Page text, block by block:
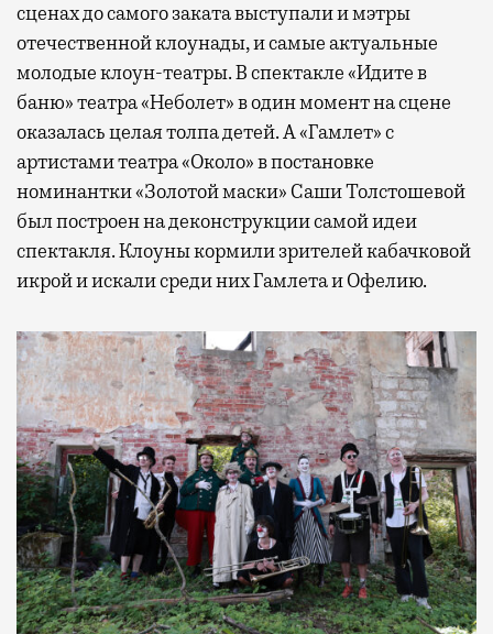
сценах до самого заката выступали и мэтры
отечественной клоунады, и самые актуальные
молодые клоун-театры. В спектакле «Идите в
баню» театра «Неболет» в один момент на сцене
оказалась целая толпа детей. А «Гамлет» с
артистами театра «Около» в постановке
номинантки «Золотой маски» Саши Толстошевой
был построен на деконструкции самой идеи
спектакля. Клоуны кормили зрителей кабачковой
икрой и искали среди них Гамлета и Офелию.